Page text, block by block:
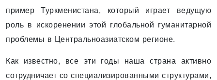
пример Туркменистана, который играет ведущую
роль в искоренении этой глобальной гуманитарной
проблемы в Центральноазиатском регионе.
Как известно, все эти годы наша страна активно
сотрудничает со специализированными структурами,